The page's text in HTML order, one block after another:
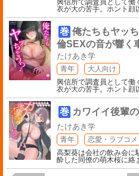
興信所で調査員として働
衣が大の苦手。ホント顔
巻 俺たちもヤッ
倫SEXの音が響く
たけあき学
青年
大人向け
興信所で調査員として働
衣が大の苦手。ホント顔
巻 カワイイ後輩
たけあき学
青年
恋愛・ラブコメ
高梨葵は会社の飲み会に
酔した同僚の萌木桜に絡